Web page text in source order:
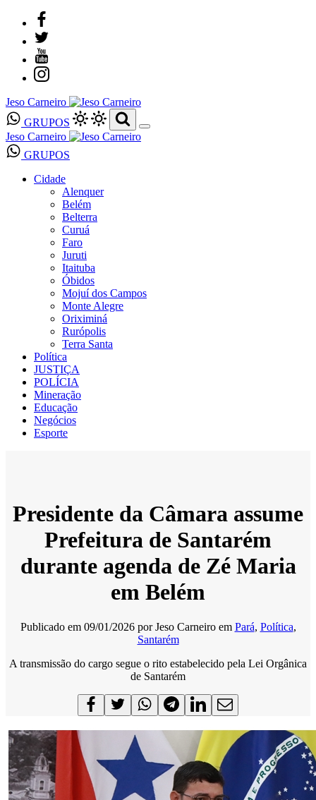
Jeso Carneiro
GRUPOS
Jeso Carneiro
GRUPOS
Cidade
Alenquer
Belém
Belterra
Curuá
Faro
Juruti
Itaituba
Óbidos
Mojuí dos Campos
Monte Alegre
Oriximiná
Rurópolis
Terra Santa
Política
JUSTIÇA
POLÍCIA
Mineração
Educação
Negócios
Esporte
Presidente da Câmara assume
Prefeitura de Santarém
durante agenda de Zé Maria
em Belém
Publicado em 09/01/2026 porJeso Carneiro em Pará, Política,
Santarém
A transmissão do cargo segue o rito estabelecido pela Lei Orgânica
de Santarém